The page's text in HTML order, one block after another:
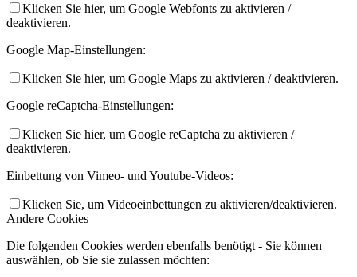
Klicken Sie hier, um Google Webfonts zu aktivieren /
deaktivieren.
Google Map-Einstellungen:
Klicken Sie hier, um Google Maps zu aktivieren / deaktivieren.
Google reCaptcha-Einstellungen:
Klicken Sie hier, um Google reCaptcha zu aktivieren /
deaktivieren.
Einbettung von Vimeo- und Youtube-Videos:
Klicken Sie, um Videoeinbettungen zu aktivieren/deaktivieren.
Andere Cookies
Die folgenden Cookies werden ebenfalls benötigt - Sie können
auswählen, ob Sie sie zulassen möchten: